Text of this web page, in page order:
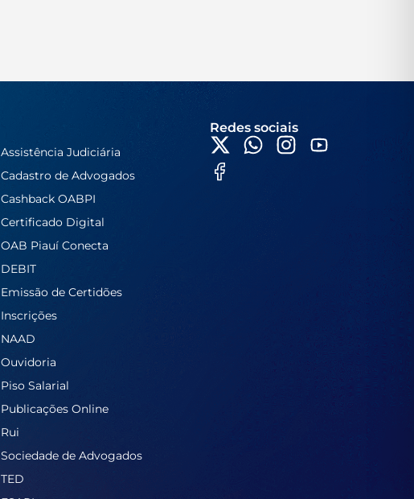
Assistência Judiciária
Cadastro de Advogados
Cashback OABPI
Certificado Digital
OAB Piauí Conecta
DEBIT
Emissão de Certidões
Inscrições
NAAD
Ouvidoria
Piso Salarial
Publicações Online
Rui
Sociedade de Advogados
TED
Redes sociais